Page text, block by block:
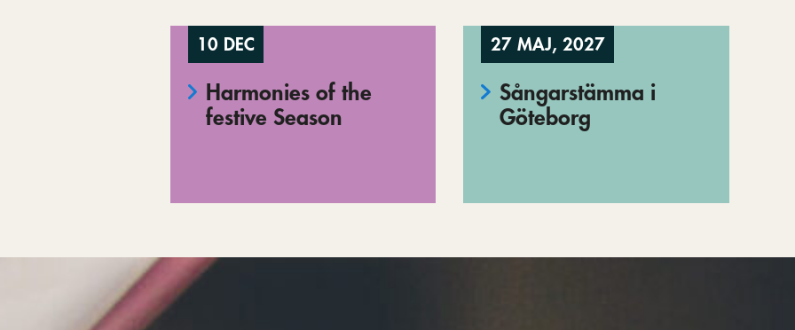
10 DEC
Harmonies of the
festive Season
27 MAJ, 2027
Sångarstämma i
Göteborg